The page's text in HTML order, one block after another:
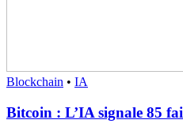
Blockchain • IA
Bitcoin : L’IA signale 85